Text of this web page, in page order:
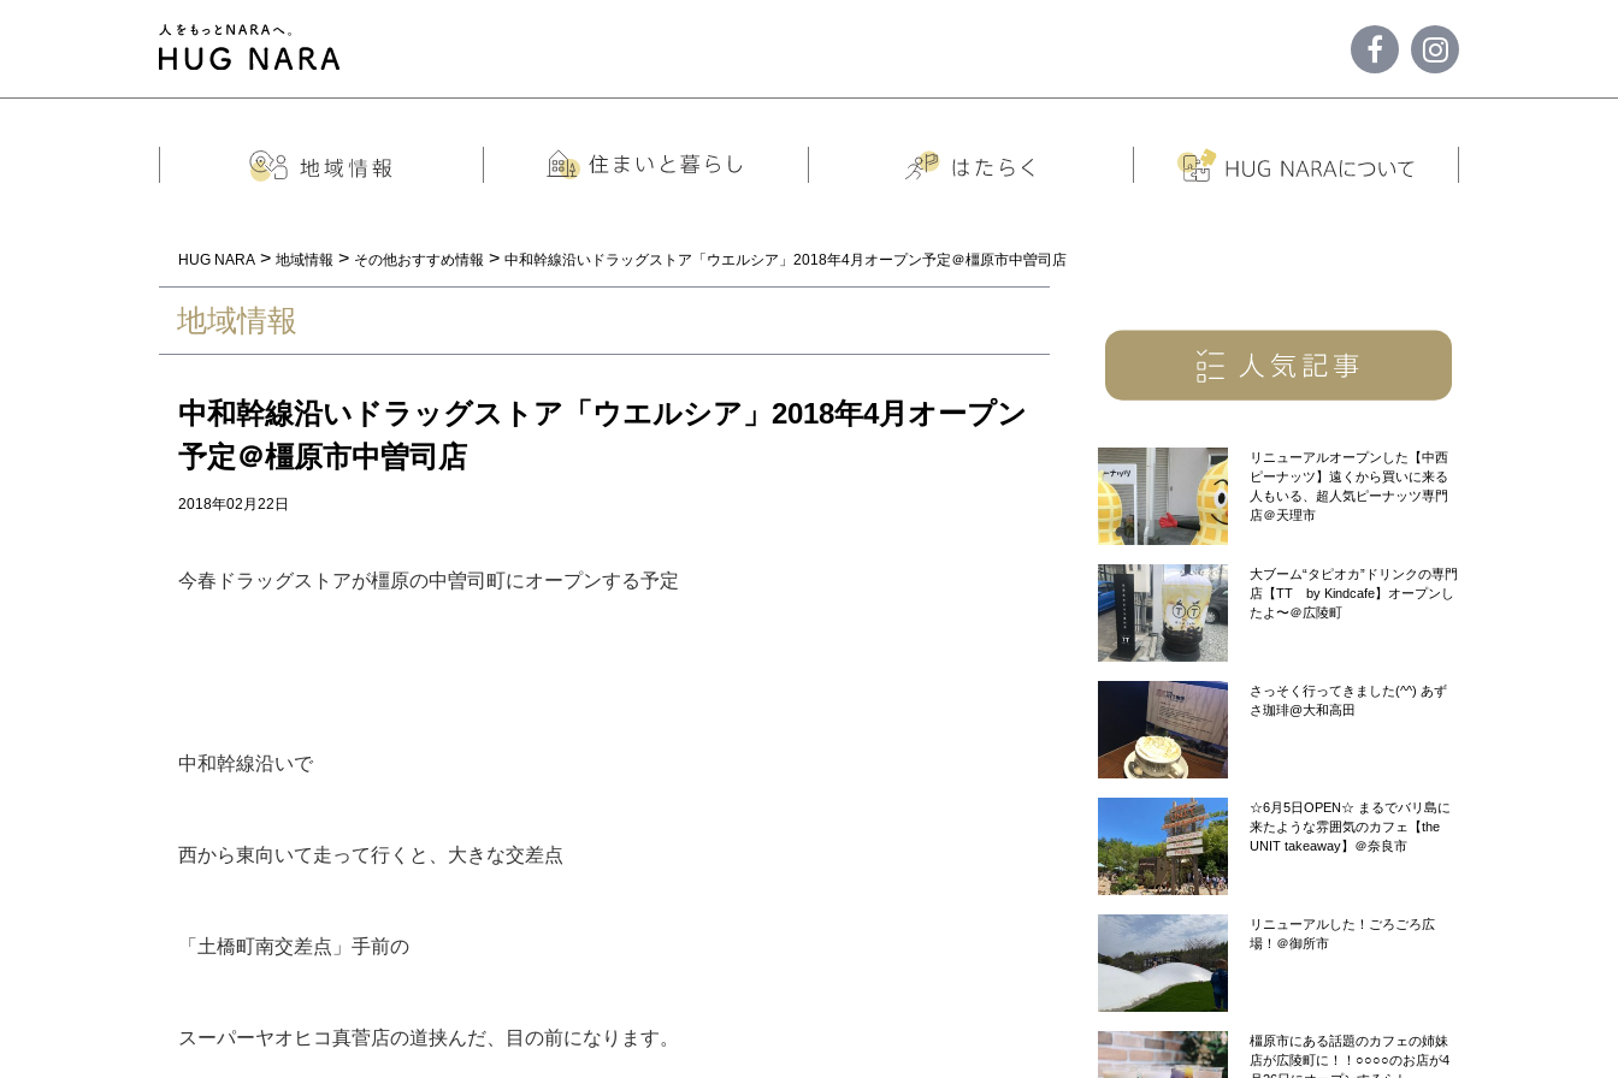
HUG NARA > 地域情報 > その他おすすめ情報 > 中和幹線沿いドラッグストア「ウエルシア」2018年4月オープン予定＠橿原市中曽司店
地域情報
中和幹線沿いドラッグストア「ウエルシア」2018年4月オープン
予定＠橿原市中曽司店
2018年02月22日
今春ドラッグストアが橿原の中曽司町にオープンする予定
中和幹線沿いで
西から東向いて走って行くと、大きな交差点
「土橋町南交差点」手前の
スーパーヤオヒコ真菅店の道挟んだ、目の前になります。
リニューアルオープンした【中西
ピーナッツ】遠くから買いに来る
人もいる、超人気ピーナッツ専門
店＠天理市
大ブーム“タピオカ”ドリンクの専門
店【TT by Kindcafe】オープンし
たよ〜＠広陵町
さっそく行ってきました(^^) あず
さ珈琲@大和高田
☆6月5日OPEN☆ まるでバリ島に
来たような雰囲気のカフェ【the
UNIT takeaway】＠奈良市
リニューアルした！ごろごろ広
場！＠御所市
橿原市にある話題のカフェの姉妹
店が広陵町に！！○○○○のお店が4